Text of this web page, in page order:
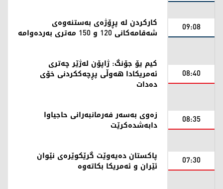
09:08 کارکردن لە پڕۆژەی بەستنەوەی
شەقامەکانی 120 و 150 مەتری بەردەوامە
08:40
کیم یۆ جۆنگ: ژاپۆن لەژێر چەتری
ئەمریکادا هەوڵی پڕچەککردنی خۆی
دەدات
08:35 زەوی بەسەر فەرمانبەرانی حاجیاوا
دابەشدەکرێت
07:30 پاکستان دەیەوێت گرێکوێرەی نێوان
ئێران و ئەمریکا بکاتەوە